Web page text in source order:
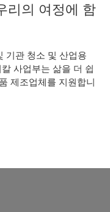
리의 여정에 함
기관 청소 및 산업용
사업부는 삶을 더 쉽
제조업체를 지원합니